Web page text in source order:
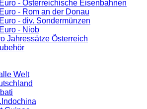
- Österreichische Eisenbahnen
- Rom an der Donau
- div. Sondermünzen
- Niob
Jahressätze Österreich
Welt